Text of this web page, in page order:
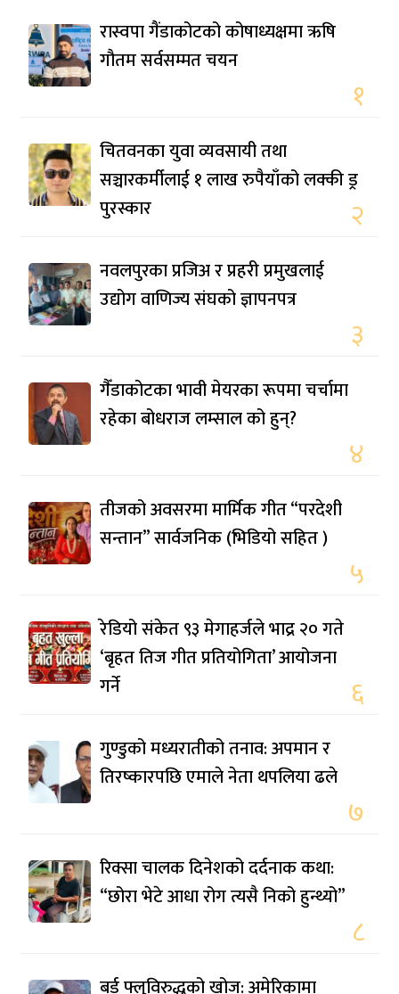
रास्वपा गैंडाकोटको कोषाध्यक्षमा ऋषि
गौतम सर्वसम्मत चयन
१
चितवनका युवा व्यवसायी तथा
सञ्चारकर्मीलाई १ लाख रुपैयाँको लक्की ड्र
पुरस्कार
२
नवलपुरका प्रजिअ र प्रहरी प्रमुखलाई
उद्योग वाणिज्य संघको ज्ञापनपत्र
३
गैँडाकोटका भावी मेयरका रूपमा चर्चामा
रहेका बोधराज लम्साल को हुन्?
४
तीजको अवसरमा मार्मिक गीत “परदेशी
सन्तान” सार्वजनिक (भिडियो सहित )
५
रेडियो संकेत ९३ मेगाहर्जले भाद्र २० गते
‘बृहत तिज गीत प्रतियोगिता’ आयोजना
गर्ने
६
गुण्डुको मध्यरातीको तनाव: अपमान र
तिरष्कारपछि एमाले नेता थपलिया ढले
७
रिक्सा चालक दिनेशको दर्दनाक कथा:
“छोरा भेटे आधा रोग त्यसै निको हुन्थ्यो”
८
बर्ड फ्लुविरुद्धको खोज: अमेरिकामा